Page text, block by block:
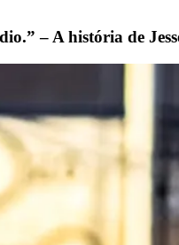
– A história de